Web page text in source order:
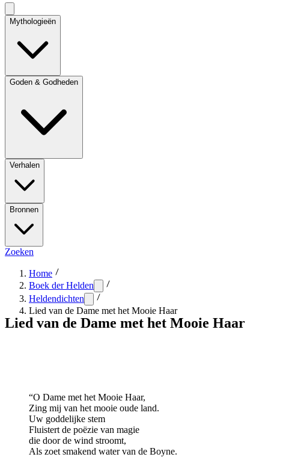
Mythologieën
Goden & Godheden
Verhalen
Bronnen
Zoeken
Home
Boek der Helden
Heldendichten
Lied van de Dame met het Mooie Haar
Lied van de Dame met het Mooie Haar
“O Dame met het Mooie Haar,
Zing mij van het mooie oude land.
Uw goddelijke stem
Fluistert de poëzie van magie
die door de wind stroomt,
Als zoet smakend water van de Boyne.